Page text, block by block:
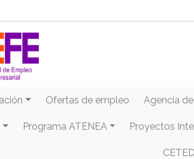
Ofertas de empleo Agencia
Programa ATENEA Proyectos